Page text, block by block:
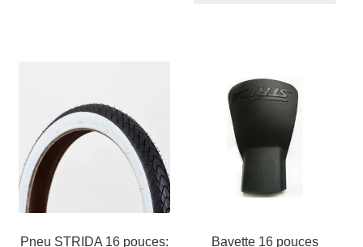
×
1,50
jante
marron
Pneu STRIDA 16 pouces: Bavette 16 pouces